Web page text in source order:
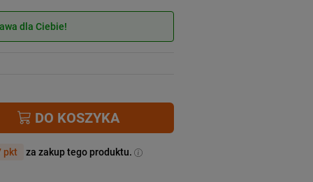
dla Ciebie!
DO KOSZYKA
pkt za zakup tego produktu.